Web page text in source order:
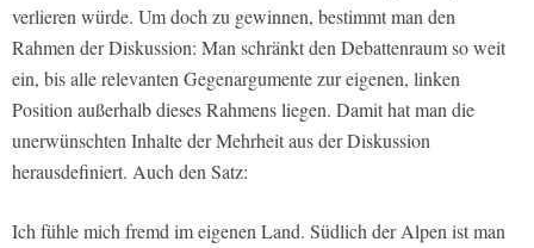
verlieren würde. Um doch zu gewinnen, bestimmt man den
Rahmen der Diskussion: Man schränkt den Debattenraum so weit
ein, bis alle relevanten Gegenargumente zur eigenen, linken
Position außerhalb dieses Rahmens liegen. Damit hat man die
unerwünschten Inhalte der Mehrheit aus der Diskussion
herausdefiniert. Auch den Satz:
Ich fühle mich fremd im eigenen Land. Südlich der Alpen ist man